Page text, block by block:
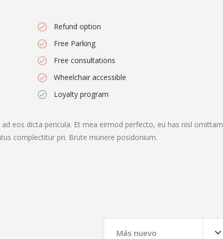
Refund option
Free Parking
Free consultations
Wheelchair accessible
Loyalty program
eos dicta pericula. Et mea eirmod perfecto, eu has nisl omittam
complectitur pri. Brute munere posidonium.
Más nuevo